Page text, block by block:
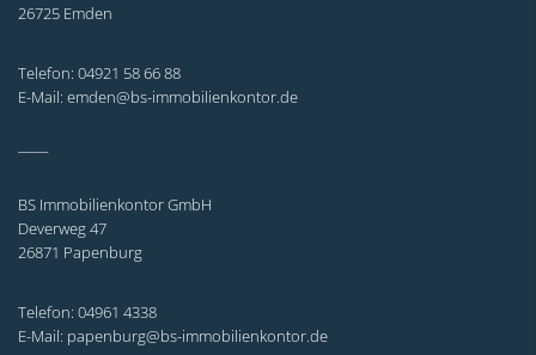
26725 Emden
Telefon: 04921 58 66 88
E-Mail: emden@bs-immobilienkontor.de
BS Immobilienkontor GmbH
Deverweg 47
26871 Papenburg
Telefon: 04961 4338
E-Mail: papenburg@bs-immobilienkontor.de